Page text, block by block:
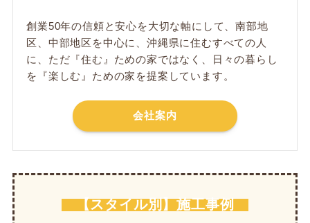
創業50年の信頼と安心を大切な軸にして、南部地
区、中部地区を中心に、沖縄県に住むすべての人
に、ただ​『住む』ための家ではなく、日々の暮らし
を『楽しむ』ための家を提案しています。
会社案内
【スタイル別】施工事例